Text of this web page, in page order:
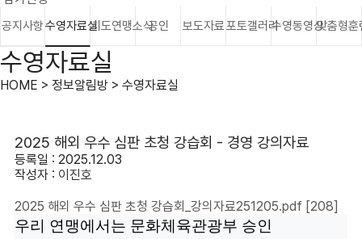
공지사항수영자료실시도연맹소식공인 보도자료포토갤러리수영동영상맞춤형훈
수영자료실
HOME > 정보알림방 > 수영자료실
2025 해외 우수 심판 초청 강습회 - 경영 강의자료
등록일 : 2025.12.03
작성자 : 이진호
2025 해외 우수 심판 초청 강습회_강의자료251205.pdf [208]
우리 연맹에서는 문화체육관광부 승인